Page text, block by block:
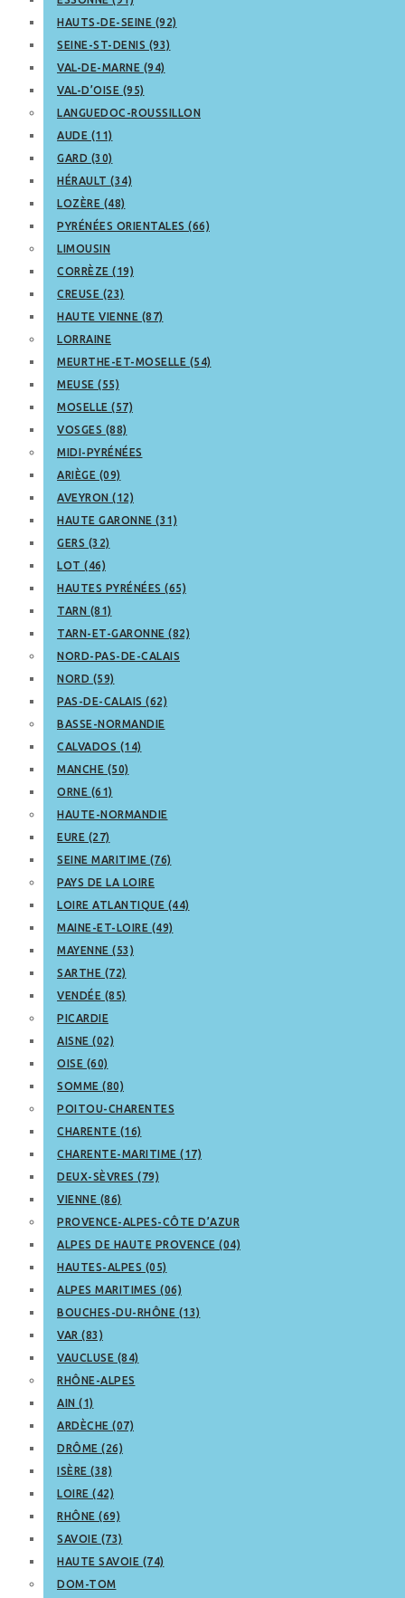
HAUTS-DE-SEINE (92)
SEINE-ST-DENIS (93)
VAL-DE-MARNE (94)
VAL-D’OISE (95)
LANGUEDOC-ROUSSILLON
AUDE (11)
GARD (30)
HÉRAULT (34)
LOZÈRE (48)
PYRÉNÉES ORIENTALES (66)
LIMOUSIN
CORRÈZE (19)
CREUSE (23)
HAUTE VIENNE (87)
LORRAINE
MEURTHE-ET-MOSELLE (54)
MEUSE (55)
MOSELLE (57)
VOSGES (88)
MIDI-PYRÉNÉES
ARIÈGE (09)
AVEYRON (12)
HAUTE GARONNE (31)
GERS (32)
LOT (46)
HAUTES PYRÉNÉES (65)
TARN (81)
TARN-ET-GARONNE (82)
NORD-PAS-DE-CALAIS
NORD (59)
PAS-DE-CALAIS (62)
BASSE-NORMANDIE
CALVADOS (14)
MANCHE (50)
ORNE (61)
HAUTE-NORMANDIE
EURE (27)
SEINE MARITIME (76)
PAYS DE LA LOIRE
LOIRE ATLANTIQUE (44)
MAINE-ET-LOIRE (49)
MAYENNE (53)
SARTHE (72)
VENDÉE (85)
PICARDIE
AISNE (02)
OISE (60)
SOMME (80)
POITOU-CHARENTES
CHARENTE (16)
CHARENTE-MARITIME (17)
DEUX-SÈVRES (79)
VIENNE (86)
PROVENCE-ALPES-CÔTE D’AZUR
ALPES DE HAUTE PROVENCE (04)
HAUTES-ALPES (05)
ALPES MARITIMES (06)
BOUCHES-DU-RHÔNE (13)
VAR (83)
VAUCLUSE (84)
RHÔNE-ALPES
AIN (1)
ARDÈCHE (07)
DRÔME (26)
ISÈRE (38)
LOIRE (42)
RHÔNE (69)
SAVOIE (73)
HAUTE SAVOIE (74)
DOM-TOM